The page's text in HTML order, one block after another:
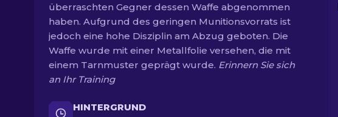
überraschten Gegner dessen Waffe abgenommen
haben. Aufgrund des geringen Munitionsvorrats ist
jedoch eine hohe Disziplin am Abzug geboten. Die
Waffe wurde mit einer Metallfolie versehen, die mit
einem Tarnmuster geprägt wurde. Erinnern Sie sich
an Ihr Training
HINTERGRUND